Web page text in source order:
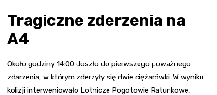
Tragiczne zderzenia na
A4
Około godziny 14:00 doszło do pierwszego poważnego
zdarzenia, w którym zderzyły się dwie ciężarówki. W wyniku
kolizji interweniowało Lotnicze Pogotowie Ratunkowe,